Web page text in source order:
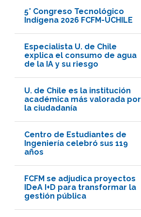
5° Congreso Tecnológico
Indígena 2026 FCFM-UCHILE
Especialista U. de Chile
explica el consumo de agua
de la IA y su riesgo
U. de Chile es la institución
académica más valorada por
la ciudadanía
Centro de Estudiantes de
Ingeniería celebró sus 119
años
FCFM se adjudica proyectos
IDeA I+D para transformar la
gestión pública